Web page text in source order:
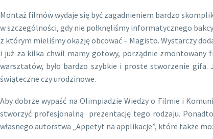
Montaż filmów wydaje się być zagadnieniem bardzo
w szczególności, gdy nie połknęliśmy informatycznego
z którym mieliśmy okazję obcować – Magisto. Wystarczy
i już za kilka chwil mamy gotowy, porządnie zmontowany
warsztatów, było bardzo szybkie i proste stworzenie
świąteczne czy urodzinowe.
Aby dobrze wypaść na Olimpiadzie Wiedzy o Filmie i
stworzyć profesjonalną prezentację tego rodzaju.
własnego autorstwa „Appetyt na applikacje”, które także